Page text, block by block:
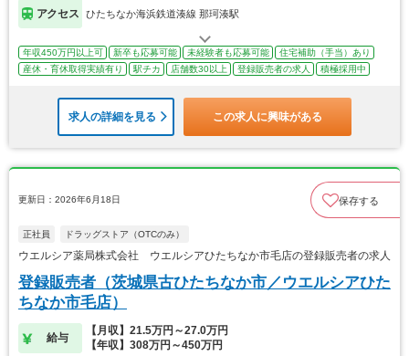
アクセス ひたちなか海浜鉄道湊線 那珂湊駅
年収450万円以上可 新卒も応募可能 未経験者も応募可能
住宅補助（手当）あり
産休・育休取得実績有り
駅チカ 店舗数30以上 登録販売者の求人 積極採用中
求人の詳細を見る この求人に興味がある
更新日：2026年6月18日 保存する
正社員 ドラッグストア（OTCのみ）
ウエルシア薬局株式会社 ウエルシアひたちなか市毛店の登録販売者の求人
登録販売者（茨城県古ひたちなか市／ウエルシアひた
ちなか市毛店）
給与
【月収】21.5万円～27.0万円
【年収】308万円～450万円